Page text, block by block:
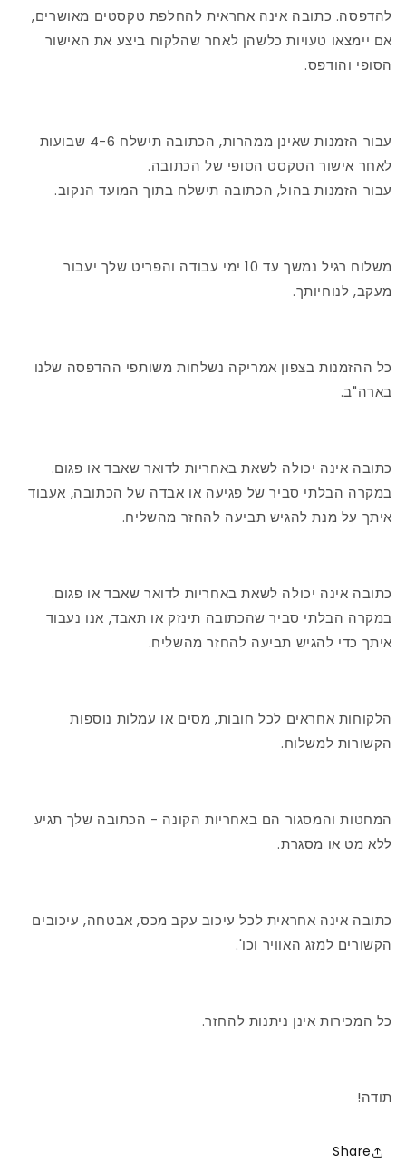
להדפסה. כתובה אינה אחראית להחלפת טקסטים מאושרים,
אם יימצאו טעויות כלשהן לאחר שהלקוח ביצע את האישור
הסופי והודפס.
עבור הזמנות שאינן ממהרות, הכתובה תישלח 4-6 שבועות
לאחר אישור הטקסט הסופי של הכתובה.
עבור הזמנות בהול, הכתובה תישלח בתוך המועד הנקוב.
משלוח רגיל נמשך עד 10 ימי עבודה והפריט שלך יעבור
מעקב, לנוחיותך.
כל ההזמנות בצפון אמריקה נשלחות משותפי ההדפסה שלנו
בארה"ב.
כתובה אינה יכולה לשאת באחריות לדואר שאבד או פגום.
במקרה הבלתי סביר של פגיעה או אבדה של הכתובה, אעבוד
איתך על מנת להגיש תביעה להחזר מהשליח.
כתובה אינה יכולה לשאת באחריות לדואר שאבד או פגום.
במקרה הבלתי סביר שהכתובה תינזק או תאבד, אנו נעבוד
איתך כדי להגיש תביעה להחזר מהשליח.
הלקוחות אחראים לכל חובות, מסים או עמלות נוספות
הקשורות למשלוח.
המחטות והמסגור הם באחריות הקונה - הכתובה שלך תגיע
ללא מט או מסגרת.
כתובה אינה אחראית לכל עיכוב עקב מכס, אבטחה, עיכובים
הקשורים למזג האוויר וכו'.
כל המכירות אינן ניתנות להחזר.
תודה!
Share